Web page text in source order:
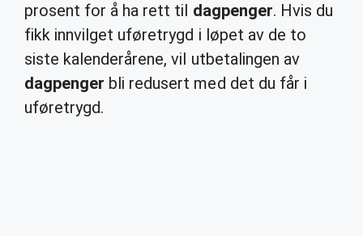
prosent for å ha rett til dagpenger. Hvis du
fikk innvilget uføretrygd i løpet av de to
siste kalenderårene, vil utbetalingen av
dagpenger bli redusert med det du får i
uføretrygd.